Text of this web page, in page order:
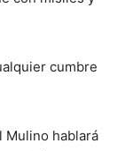
cumbre
Mulino hablará